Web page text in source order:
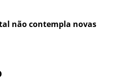
não contempla novas